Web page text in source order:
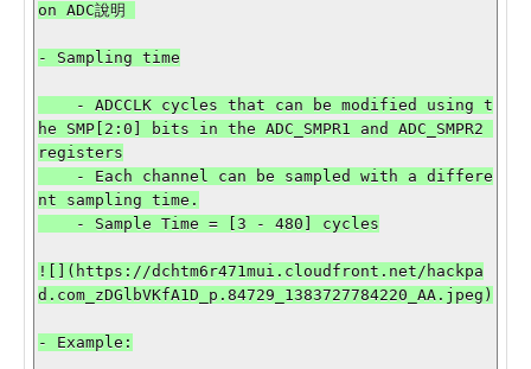
on ADC說明
- Sampling time
he SMP[2:0] bits in the ADC_SMPR1 and ADC_SMPR2
registers
nt sampling time.
![](https://dchtm6r471mui.cloudfront.net/hackpa
d.com_zDGlbVKfA1D_p.84729_1383727784220_AA.jpeg)
- Example: